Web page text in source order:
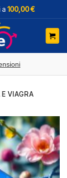
a 100,00 €
VIAGRA